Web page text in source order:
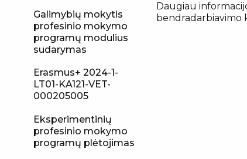
Galimybių mokytis
profesinio mokymo
programų modulius
sudarymas
Erasmus+ 2024-1-
LT01-KA121-VET-
000205005
Eksperimentinių
profesinio mokymo
programų plėtojimas
Daugiau
bendradarbiavimo